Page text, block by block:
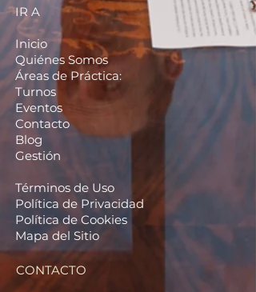
IR A
Inicio
Quiénes Somos
Áreas de Práctica:
Turnos
Eventos
Contacto
Blog
Gestión
Términos de Uso
Política de Privacidad
Política de Cookies
Mapa del Sitio
CONTACTO